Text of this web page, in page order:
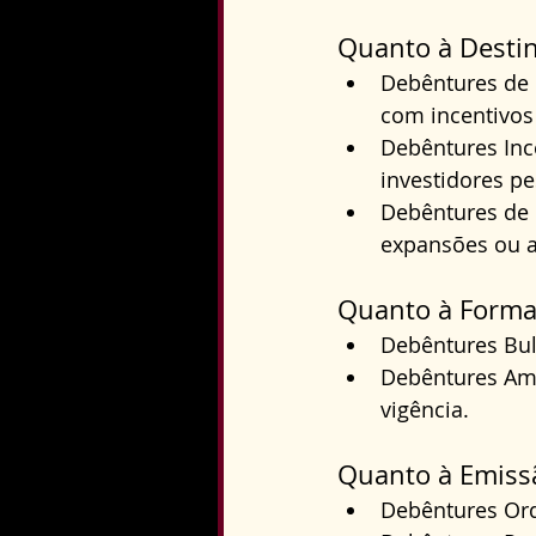
Quanto à
Debêntures
com
Debêntures
investidores
Debêntures
expansões ou
Quanto à
Debêntures
Debêntures
vigência.
Quanto à
Debêntures